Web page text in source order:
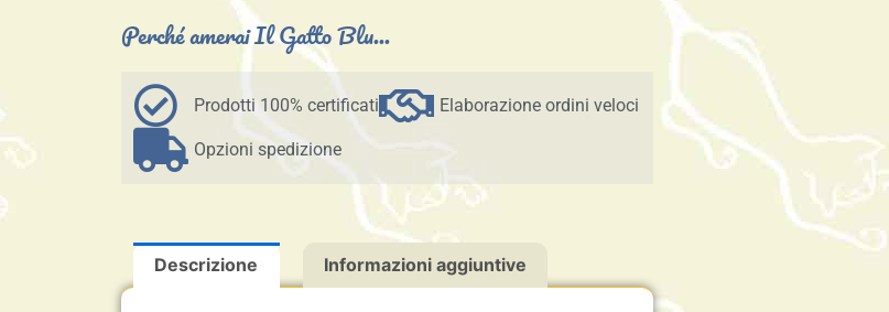
Perché amerai Il Gatto Blu...
Prodotti 100% certificati Elaborazione ordini veloci
Opzioni spedizione
Descrizione Informazioni aggiuntive